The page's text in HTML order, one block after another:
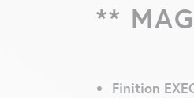
**
Finition